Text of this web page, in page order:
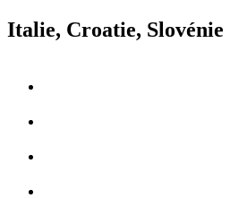
Italie, Croatie, Slovénie